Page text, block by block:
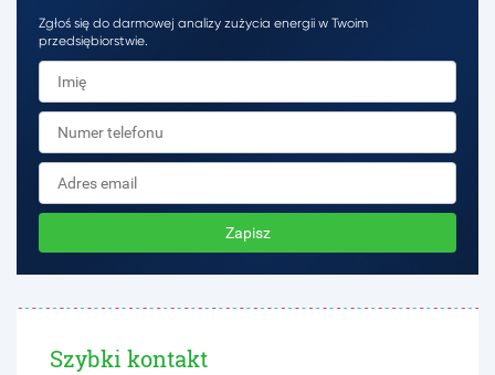
Zgłoś się do darmowej analizy zużycia energii w Twoim
przedsiębiorstwie.
Zapisz
Szybki kontakt